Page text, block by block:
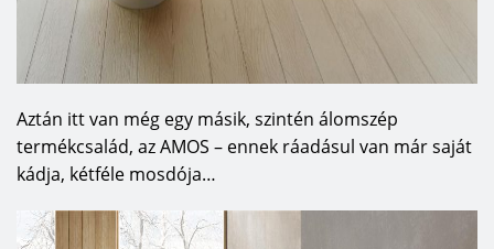
Aztán itt van még egy másik, szintén álomszép
termékcsalád, az AMOS – ennek ráadásul van már saját
kádja, kétféle mosdója…